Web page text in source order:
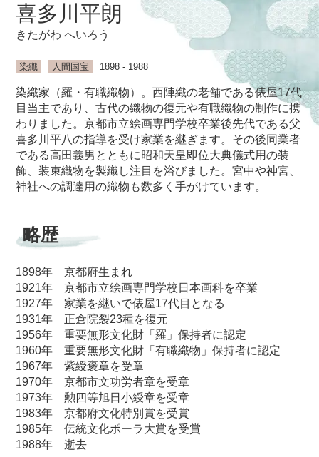
喜多川平朗
きたがわ へいろう
染織 人間国宝 1898 - 1988
染織家（羅・有職織物）。西陣織の老舗である俵屋17代
目当主であり、古代の織物の復元や有職織物の制作に携
わりました。京都市立絵画専門学校卒業後先代である父
喜多川平八の指導を受け家業を継ぎます。その後同業者
である高田義男とともに昭和天皇即位大典儀式用の装
飾、装束織物を製織し注目を浴びました。宮中や神宮、
神社への調達用の織物も数多く手がけています。
略歴
1898年 京都府生まれ
1921年 京都市立絵画専門学校日本画科を卒業
1927年 家業を継いで俵屋17代目となる
1931年 正倉院裂23種を復元
1956年 重要無形文化財「羅」保持者に認定
1960年 重要無形文化財「有職織物」保持者に認定
1967年 紫綬褒章を受章
1970年 京都市文功労者章を受章
1973年 勲四等旭日小綬章を受章
1983年 京都府文化特別賞を受賞
1985年 伝統文化ポーラ大賞を受賞
1988年 逝去